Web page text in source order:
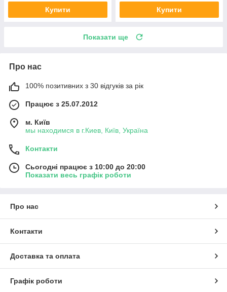
Купити Купити
Показати ще
Про нас
100% позитивних з 30 відгуків за рік
Працює з 25.07.2012
м. Київ
мы находимся в г.Киев, Київ, Україна
Контакти
Сьогодні працює з 10:00 до 20:00
Показати весь графік роботи
Про нас
Контакти
Доставка та оплата
Графік роботи